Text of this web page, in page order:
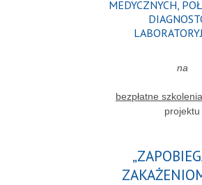
MEDYCZNYCH,
na
bezpłatne szkolenia
projektu